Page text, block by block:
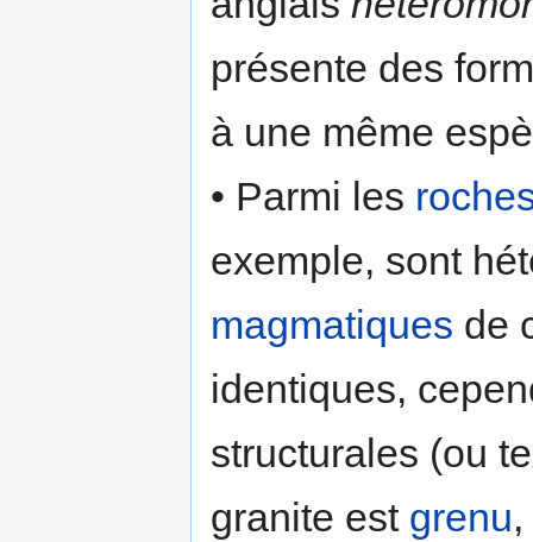
présente des
à une même
• Parmi les
exemple, sont
magmatiques de
identiques,
structurales (ou
granite est grenu